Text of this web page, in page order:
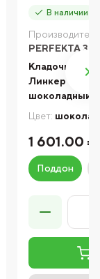
В наличии
PERFEKTA
Кладочный
Линкер
шоколадный,
Цвет:
1 601.00 ₽
Поддон